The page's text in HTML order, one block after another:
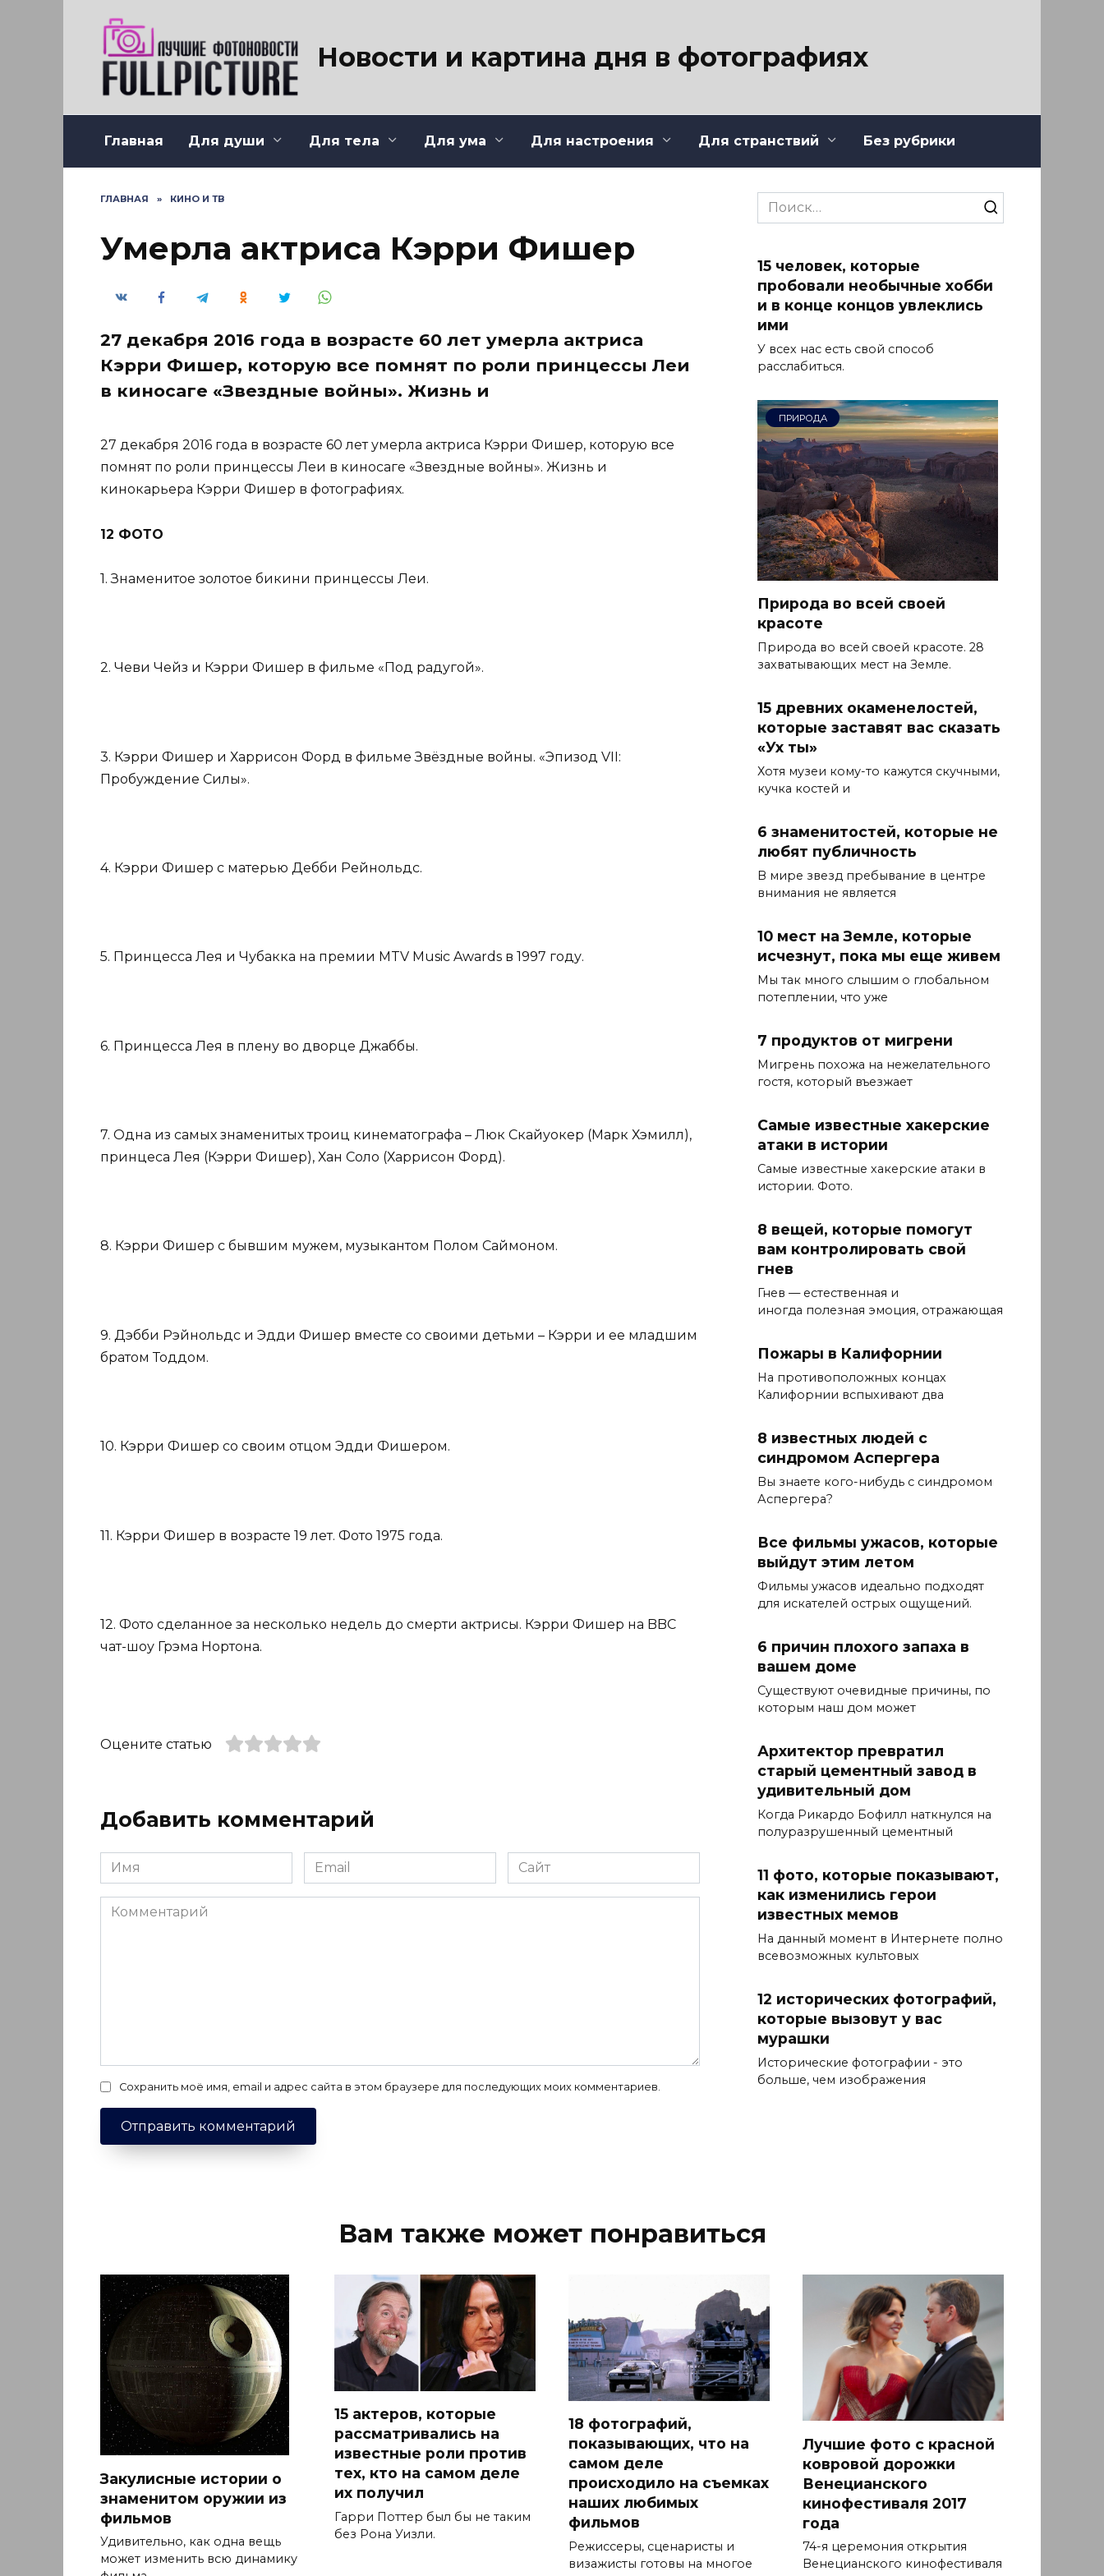
Новости и картина дня в фотографиях
Главная Для души Для тела Для ума Для настроения Для странствий Без рубрики
ГЛАВНАЯ » КИНО И ТВ
Умерла актриса Кэрри Фишер
27 декабря 2016 года в возрасте 60 лет умерла актриса
Кэрри Фишер, которую все помнят по роли принцессы Леи
в киносаге «Звездные войны». Жизнь и
27 декабря 2016 года в возрасте 60 лет умерла актриса Кэрри Фишер, которую все
помнят по роли принцессы Леи в киносаге «Звездные войны». Жизнь и
кинокарьера Кэрри Фишер в фотографиях.
12 ФОТО
1. Знаменитое золотое бикини принцессы Леи.
2. Чеви Чейз и Кэрри Фишер в фильме «Под радугой».
3. Кэрри Фишер и Харрисон Форд в фильме Звёздные войны. «Эпизод VII:
Пробуждение Силы».
4. Кэрри Фишер с матерью Дебби Рейнольдс.
5. Принцесса Лея и Чубакка на премии MTV Music Awards в 1997 году.
6. Принцесса Лея в плену во дворце Джаббы.
7. Одна из самых знаменитых троиц кинематографа – Люк Скайуокер (Марк Хэмилл),
принцеса Лея (Кэрри Фишер), Хан Соло (Харрисон Форд).
8. Кэрри Фишер с бывшим мужем, музыкантом Полом Саймоном.
9. Дэбби Рэйнольдс и Эдди Фишер вместе со своими детьми – Кэрри и ее младшим
братом Тоддом.
10. Кэрри Фишер со своим отцом Эдди Фишером.
11. Кэрри Фишер в возрасте 19 лет. Фото 1975 года.
12. Фото сделанное за несколько недель до смерти актрисы. Кэрри Фишер на BBC
чат-шоу Грэма Нортона.
Оцените статью
Добавить комментарий
Имя
*
Email
*
Сайт
Комментарий
Сохранить моё имя, email и адрес сайта в этом браузере для последующих моих комментариев.
Search
for:
15 человек, которые
пробовали необычные хобби
и в конце концов увлеклись
ими
У всех нас есть свой способ
расслабиться.
ПРИРОДА
Природа во всей своей
красоте
Природа во всей своей красоте. 28
захватывающих мест на Земле.
15 древних окаменелостей,
которые заставят вас сказать
«Ух ты»
Хотя музеи кому-то кажутся скучными,
кучка костей и
6 знаменитостей, которые не
любят публичность
В мире звезд пребывание в центре
внимания не является
10 мест на Земле, которые
исчезнут, пока мы еще живем
Мы так много слышим о глобальном
потеплении, что уже
7 продуктов от мигрени
Мигрень похожа на нежелательного
гостя, который въезжает
Самые известные хакерские
атаки в истории
Самые известные хакерские атаки в
истории. Фото.
8 вещей, которые помогут
вам контролировать свой
гнев
Гнев — естественная и
иногда полезная эмоция, отражающая
Пожары в Калифорнии
На противоположных концах
Калифорнии вспыхивают два
8 известных людей с
синдромом Аспергера
Вы знаете кого-нибудь с синдромом
Аспергера?
Все фильмы ужасов, которые
выйдут этим летом
Фильмы ужасов идеально подходят
для искателей острых ощущений.
6 причин плохого запаха в
вашем доме
Существуют очевидные причины, по
которым наш дом может
Архитектор превратил
старый цементный завод в
удивительный дом
Когда Рикардо Бофилл наткнулся на
полуразрушенный цементный
11 фото, которые показывают,
как изменились герои
известных мемов
На данный момент в Интернете полно
всевозможных культовых
12 исторических фотографий,
которые вызовут у вас
мурашки
Исторические фотографии - это
больше, чем изображения
Вам также может понравиться
Закулисные истории о
знаменитом оружии из
фильмов
Удивительно, как одна вещь
может изменить всю динамику
15 актеров, которые
рассматривались на
известные роли против
тех, кто на самом деле
их получил
Гарри Поттер был бы не таким
без Рона Уизли.
18 фотографий,
показывающих, что на
самом деле
происходило на съемках
наших любимых
фильмов
Режиссеры, сценаристы и
визажисты готовы на многое
Лучшие фото с красной
ковровой дорожки
Венецианского
кинофестиваля 2017
года
74-я церемония открытия
Венецианского кинофестиваля